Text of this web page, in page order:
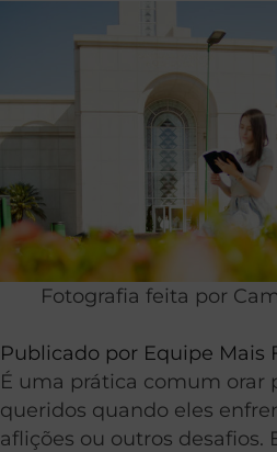
Fotografia feita por
Publicado por Equipe Mais
É uma prática comum orar
queridos quando eles
aflições ou outros desafios.